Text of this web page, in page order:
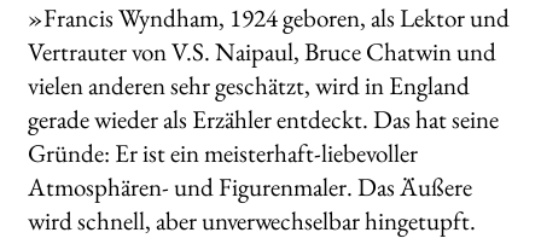
»Francis Wyndham, 1924 geboren, als Lektor und
Vertrauter von V.S. Naipaul, Bruce Chatwin und
vielen anderen sehr geschätzt, wird in England
gerade wieder als Erzähler entdeckt. Das hat seine
Gründe: Er ist ein meisterhaft-liebevoller
Atmosphären- und Figurenmaler. Das Äußere
wird schnell, aber unverwechselbar hingetupft.